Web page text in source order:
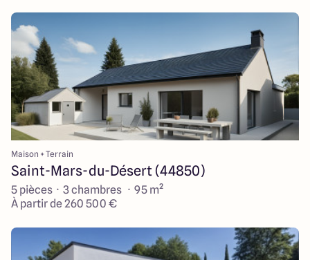
Maison + Terrain
Saint-Mars-du-Désert (44850)
5 pièces · 3 chambres · 95 m²
À partir de 260 500 €